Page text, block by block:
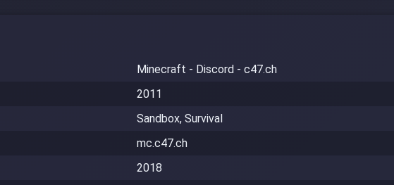
Minecraft - Discord - c47.ch
2011
Sandbox, Survival
mc.c47.ch
2018